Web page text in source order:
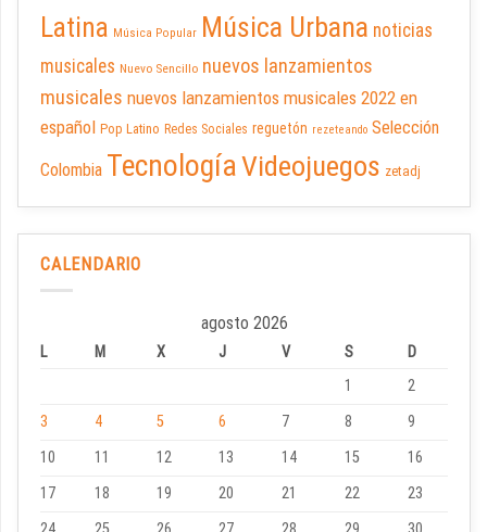
Latina Música Popular Música Urbana noticias
musicales Nuevo Sencillo nuevos lanzamientos
musicales nuevos lanzamientos musicales 2022 en
español Pop Latino Redes Sociales reguetón rezeteando Selección
Colombia TecnologíaVideojuegos zetadj
CALENDARIO
agosto 2026
L M X J V S
D
1
2
3
4 5 6 7 8
9
10
11 12 13 14 15
16
17
18 19 20 21 22
23